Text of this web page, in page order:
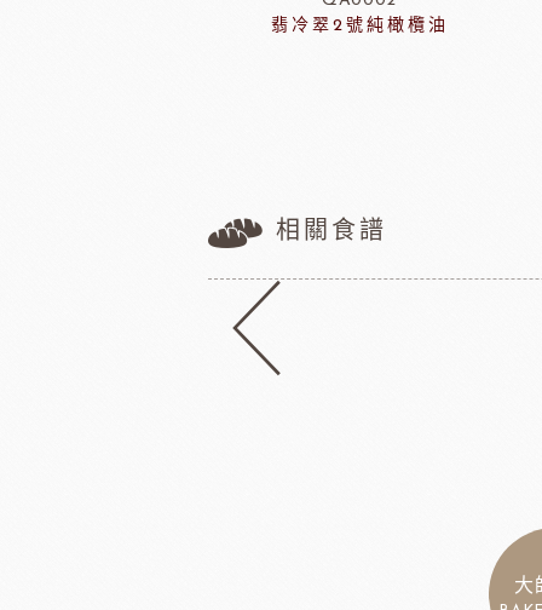
翡冷翠2號純橄欖油
相關食譜
大